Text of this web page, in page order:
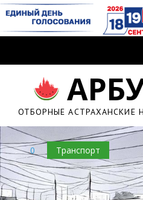
ОТБОРНЫЕ АСТРАХАНСКИЕ
0 Транспорт